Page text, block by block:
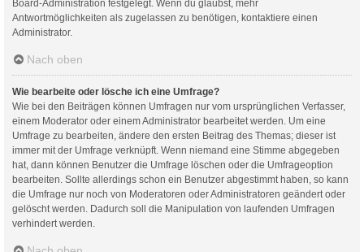
Board-Administration festgelegt. Wenn du glaubst, mehr
Antwortmöglichkeiten als zugelassen zu benötigen, kontaktiere einen
Administrator.
Nach oben
Wie bearbeite oder lösche ich eine Umfrage?
Wie bei den Beiträgen können Umfragen nur vom ursprünglichen Verfasser,
einem Moderator oder einem Administrator bearbeitet werden. Um eine
Umfrage zu bearbeiten, ändere den ersten Beitrag des Themas; dieser ist
immer mit der Umfrage verknüpft. Wenn niemand eine Stimme abgegeben
hat, dann können Benutzer die Umfrage löschen oder die Umfrageoption
bearbeiten. Sollte allerdings schon ein Benutzer abgestimmt haben, so kann
die Umfrage nur noch von Moderatoren oder Administratoren geändert oder
gelöscht werden. Dadurch soll die Manipulation von laufenden Umfragen
verhindert werden.